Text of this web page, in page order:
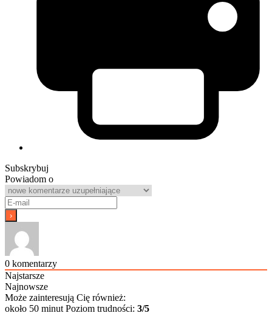
Subskrybuj
Powiadom o
0 komentarzy
Najstarsze
Najnowsze
Może zainteresują Cię również:
około 50 minut Poziom trudności: 3/5